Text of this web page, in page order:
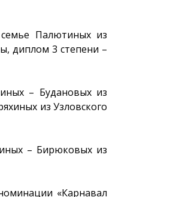
Палютиных из
диплом 3 степени –
– Будановых из
из Узловского
– Бирюковых из
«Карнавал